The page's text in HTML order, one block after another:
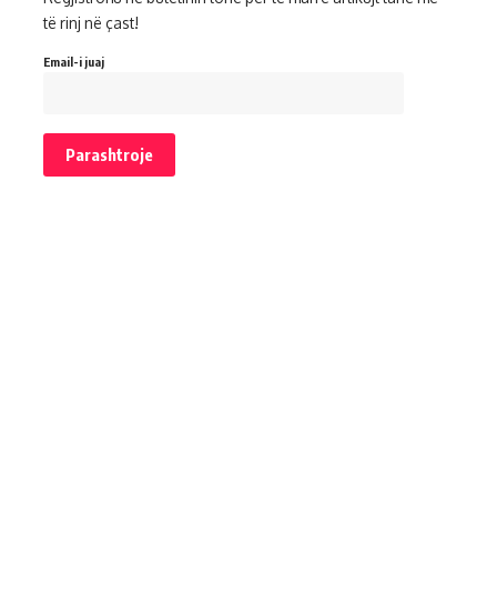
të rinj në çast!
Email-i juaj